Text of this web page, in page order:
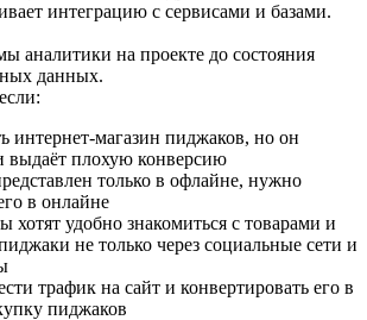
интеграцию с сервисами и базами.
аналитики на проекте до состояния
данных.
интернет-магазин пиджаков, но он
выдаёт плохую конверсию
только в офлайне, нужно
в онлайне
хотят удобно знакомиться с товарами и
не только через социальные сети и
трафик на сайт и конвертировать его в
пиджаков